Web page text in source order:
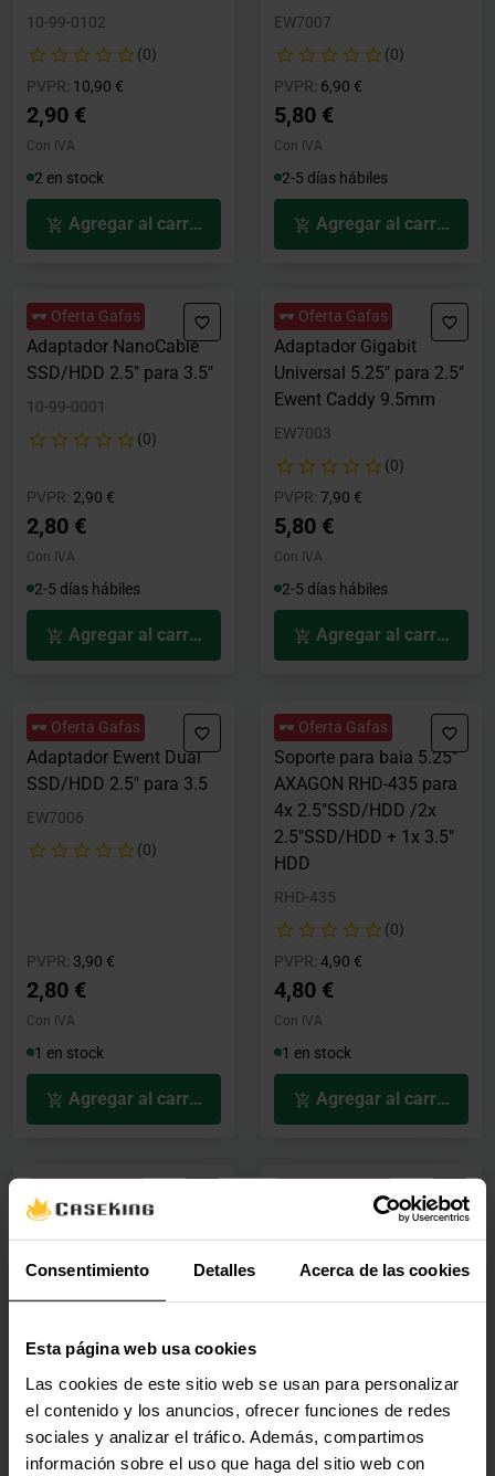
Consentimiento Detalles Acerca de las cookies
Esta página web usa cookies
Las cookies de este sitio web se usan para personalizar
el contenido y los anuncios, ofrecer funciones de redes
sociales y analizar el tráfico. Además, compartimos
información sobre el uso que haga del sitio web con
10-99-0102
(0)
PVPR: Precio rebajado desde
10,90 €
2,90 €
Con IVA
2 en stock
Agregar al carrito
EW7007
(0)
PVPR: Precio rebajado desde
6,90 €
5,80 €
Con IVA
2-5 días hábiles
Agregar al carrito
🕶️ Oferta Gafas
Adaptador NanoCable
SSD/HDD 2.5" para 3.5"
10-99-0001
(0)
PVPR: Precio rebajado desde
2,90 €
2,80 €
Con IVA
2-5 días hábiles
Agregar al carrito
🕶️ Oferta Gafas
Adaptador Gigabit
Universal 5.25" para 2.5"
Ewent Caddy 9.5mm
EW7003
(0)
PVPR: Precio rebajado desde
7,90 €
5,80 €
Con IVA
2-5 días hábiles
Agregar al carrito
🕶️ Oferta Gafas
Adaptador Ewent Dual
SSD/HDD 2.5" para 3.5
EW7006
(0)
PVPR: Precio rebajado desde
3,90 €
2,80 €
Con IVA
1 en stock
Agregar al carrito
🕶️ Oferta Gafas
Soporte para baia 5.25"
AXAGON RHD-435 para
4x 2.5"SSD/HDD /2x
2.5"SSD/HDD + 1x 3.5"
HDD
RHD-435
(0)
PVPR: Precio rebajado desde
4,90 €
4,80 €
Con IVA
1 en stock
Agregar al carrito
Adaptador Tooq USB 3.0
USB-A - SATA HDD/SSD
2.5" / 3.5"
TQHDA-01A
(0)
16,60 €
Con IVA
Adaptador Universal
5.25" para 2.5"
NanoCable Caddy
9.5mm
Precio rebajado desde
10,90 €
10,70 €
Con IVA